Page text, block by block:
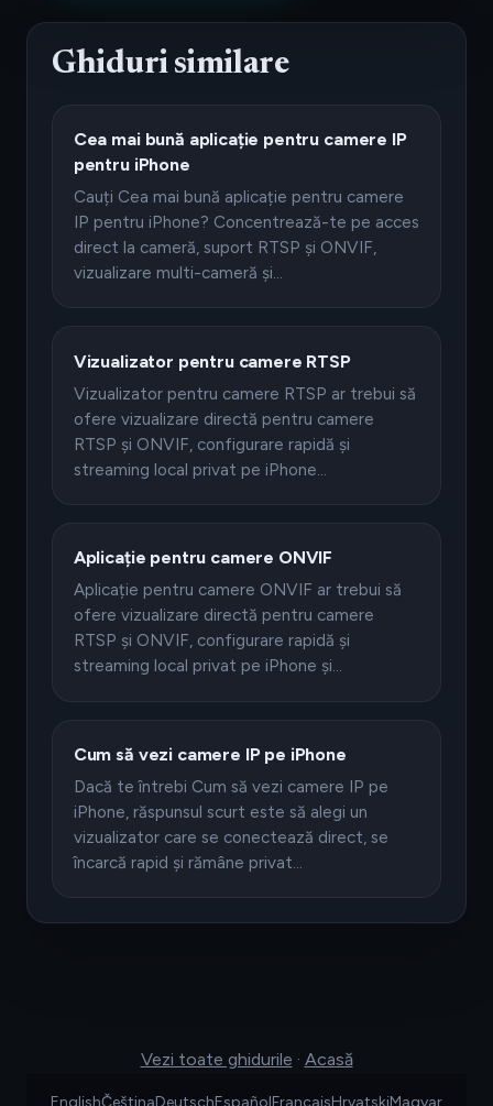
Ghiduri similare
Cea mai bună aplicație pentru camere IP
pentru iPhone
Cauți Cea mai bună aplicație pentru camere
IP pentru iPhone? Concentrează-te pe acces
direct la cameră, suport RTSP și ONVIF,
vizualizare multi-cameră și…
Vizualizator pentru camere RTSP
Vizualizator pentru camere RTSP ar trebui să
ofere vizualizare directă pentru camere
RTSP și ONVIF, configurare rapidă și
streaming local privat pe iPhone…
Aplicație pentru camere ONVIF
Aplicație pentru camere ONVIF ar trebui să
ofere vizualizare directă pentru camere
RTSP și ONVIF, configurare rapidă și
streaming local privat pe iPhone și…
Cum să vezi camere IP pe iPhone
Dacă te întrebi Cum să vezi camere IP pe
iPhone, răspunsul scurt este să alegi un
vizualizator care se conectează direct, se
încarcă rapid și rămâne privat…
Vezi toate ghidurile · Acasă
EnglishČeštinaDeutschEspañolFrançaisHrvatskiMagyar